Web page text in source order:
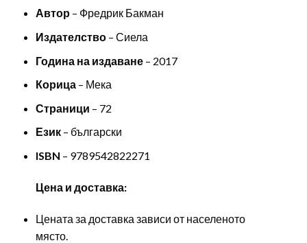
Автор– Фредрик Бакман
Издателство– Сиела
Година на издаване– 2017
Корица– Мека
Страници – 72
Език– български
ISBN – 9789542822271
Цена и доставка:
Цената за доставка зависи от населеното
място.